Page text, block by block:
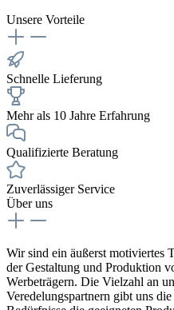
Unsere Vorteile
Schnelle Lieferung
Mehr als 10 Jahre Erfahrung
Qualifizierte Beratung
Zuverlässiger Service
Über uns
Wir sind ein äußerst motiviertes
der Gestaltung und Produktion
Werbeträgern. Die Vielzahl an
Veredelungspartnern gibt uns